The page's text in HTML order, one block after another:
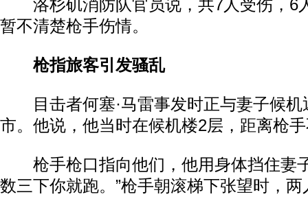
洛杉矶消防队官员说，共7人受伤，6
暂不清楚枪手伤情。
枪指旅客引发骚乱
目击者何塞·马雷事发时正与妻子候机
市。他说，他当时在候机楼2层，距离枪
枪手枪口指向他们，他用身体挡住妻
数三下你就跑。”枪手朝滚梯下张望时，